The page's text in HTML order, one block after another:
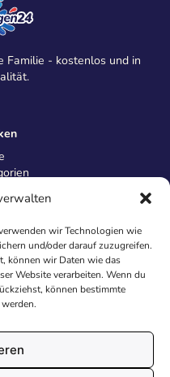
wir Technologien wie
und/oder darauf zuzugreifen.
können wir Daten wie das
Website verarbeiten. Wenn du
können bestimmte
Familie - kostenlos und in